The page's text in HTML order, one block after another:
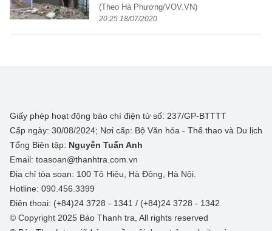
(Theo Hà Phương/VOV.VN)
20:25 18/07/2020
Giấy phép hoạt động báo chí điện tử số: 237/GP-BTTTT
Cấp ngày: 30/08/2024; Nơi cấp: Bộ Văn hóa - Thể thao và Du lịch
Tổng Biên tập: Nguyễn Tuấn Anh
Email: toasoan@thanhtra.com.vn
Địa chỉ tòa soạn: 100 Tô Hiệu, Hà Đông, Hà Nội.
Hotline: 090.456.3399
Điện thoại: (+84)24 3728 - 1341 / (+84)24 3728 - 1342
© Copyright 2025 Báo Thanh tra, All rights reserved